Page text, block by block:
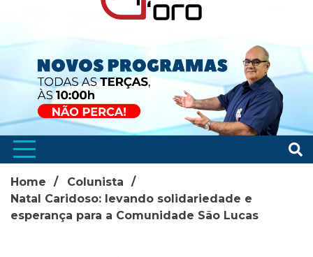
Home
Colunista
Natal Caridoso: levando solidariedade e
esperança para a Comunidade São Lucas